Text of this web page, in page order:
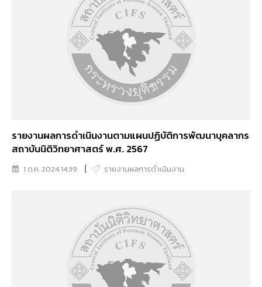
รายงานผลการดำเนินงานตามแผนปฏิบัติการพัฒนาบุคลากร
สถาบันนิติวิทยาศาสตร์ พ.ศ. 2567
1 ต.ค. 2024 14:39 รายงานผลการดำเนินงาน